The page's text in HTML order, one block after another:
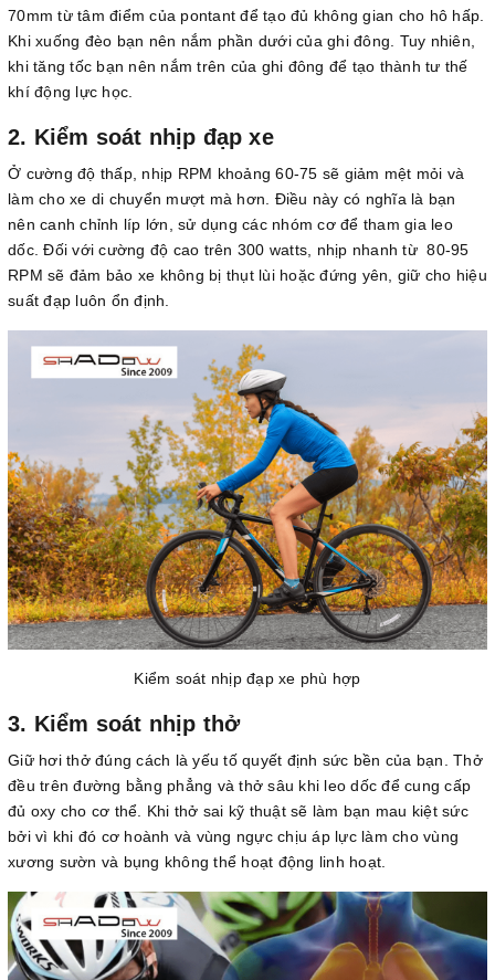
70mm từ tâm điểm của pontant để tạo đủ không gian cho hô hấp.
Khi xuống đèo bạn nên nắm phần dưới của ghi đông. Tuy nhiên,
khi tăng tốc bạn nên nắm trên của ghi đông để tạo thành tư thế
khí động lực học.
2. Kiểm soát nhịp đạp xe
Ở cường độ thấp, nhịp RPM khoảng 60-75 sẽ giảm mệt mỏi và
làm cho xe di chuyển mượt mà hơn. Điều này có nghĩa là bạn
nên canh chỉnh líp lớn, sử dụng các nhóm cơ để tham gia leo
dốc. Đối với cường độ cao trên 300 watts, nhịp nhanh từ 80-95
RPM sẽ đảm bảo xe không bị thụt lùi hoặc đứng yên, giữ cho hiệu
suất đạp luôn ổn định.
Kiểm soát nhịp đạp xe phù hợp
3. Kiểm soát nhịp thở
Giữ hơi thở đúng cách là yếu tố quyết định sức bền của bạn. Thở
đều trên đường bằng phẳng và thở sâu khi leo dốc để cung cấp
đủ oxy cho cơ thể. Khi thở sai kỹ thuật sẽ làm bạn mau kiệt sức
bởi vì khi đó cơ hoành và vùng ngực chịu áp lực làm cho vùng
xương sườn và bụng không thể hoạt động linh hoạt.